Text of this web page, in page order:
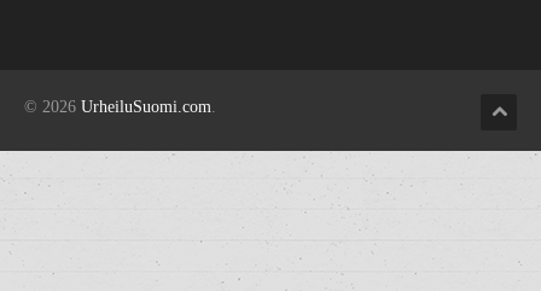
© 2026 UrheiluSuomi.com